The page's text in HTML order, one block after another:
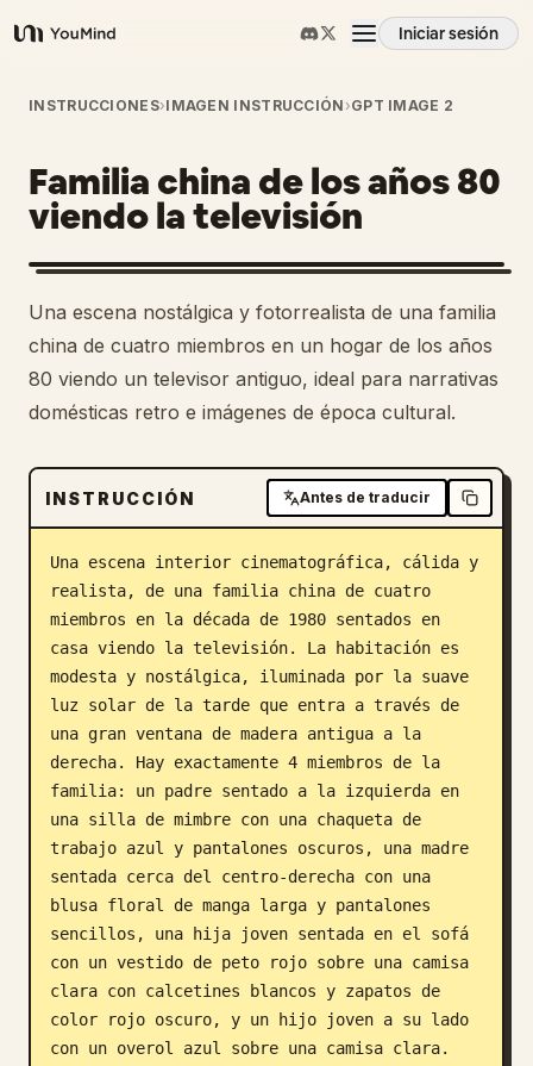
YouMind
Iniciar sesión
Resumen
Casos de uso
Habilidades
Prompts
Precios
Descargar
Blog
Actualizaciones
INSTRUCCIONES›IMAGEN INSTRUCCIÓN ›GPT IMAGE 2
Familia china de los años 80
viendo la televisión
Una escena nostálgica y fotorrealista de una familia
china de cuatro miembros en un hogar de los años
80 viendo un televisor antiguo, ideal para narrativas
domésticas retro e imágenes de época cultural.
INSTRUCCIÓN Antes de traducir
Una escena interior cinematográfica, cálida y
realista, de una familia china de cuatro
miembros en la década de 1980 sentados en
casa viendo la televisión. La habitación es
modesta y nostálgica, iluminada por la suave
luz solar de la tarde que entra a través de
una gran ventana de madera antigua a la
derecha. Hay exactamente 4 miembros de la
familia: un padre sentado a la izquierda en
una silla de mimbre con una chaqueta de
trabajo azul y pantalones oscuros, una madre
sentada cerca del centro-derecha con una
blusa floral de manga larga y pantalones
sencillos, una hija joven sentada en el sofá
con un vestido de peto rojo sobre una camisa
clara con calcetines blancos y zapatos de
color rojo oscuro, y un hijo joven a su lado
con un overol azul sobre una camisa clara.